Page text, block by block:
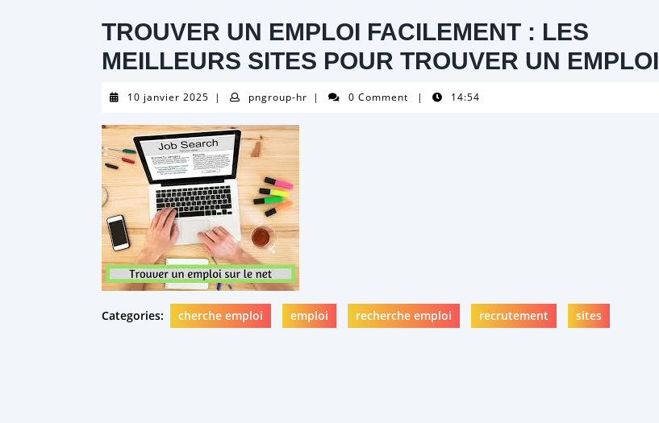
TROUVER UN EMPLOI FACILEMENT : LES
MEILLEURS SITES POUR TROUVER UN EMPLOI
10 janvier 2025 10
2025
| pngroup-hr pngroup-
| 0 Comment | 14:54
Categories: cherche emploi emploi recherche emploi recrutement sites